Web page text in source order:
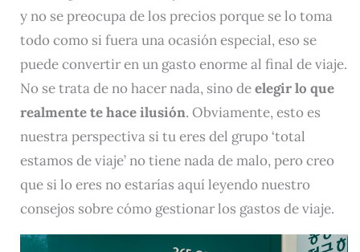
y no se preocupa de los precios porque se lo toma
todo como si fuera una ocasión especial, eso se
puede convertir en un gasto enorme al final de viaje.
No se trata de no hacer nada, sino deelegir lo que
realmente te hace ilusión. Obviamente, esto es
nuestra perspectiva si tu eres del grupo ‘total
estamos de viaje’ no tiene nada de malo, pero creo
que si lo eres no estarías aquí leyendo nuestro
consejos sobre cómo gestionar los gastos de viaje.